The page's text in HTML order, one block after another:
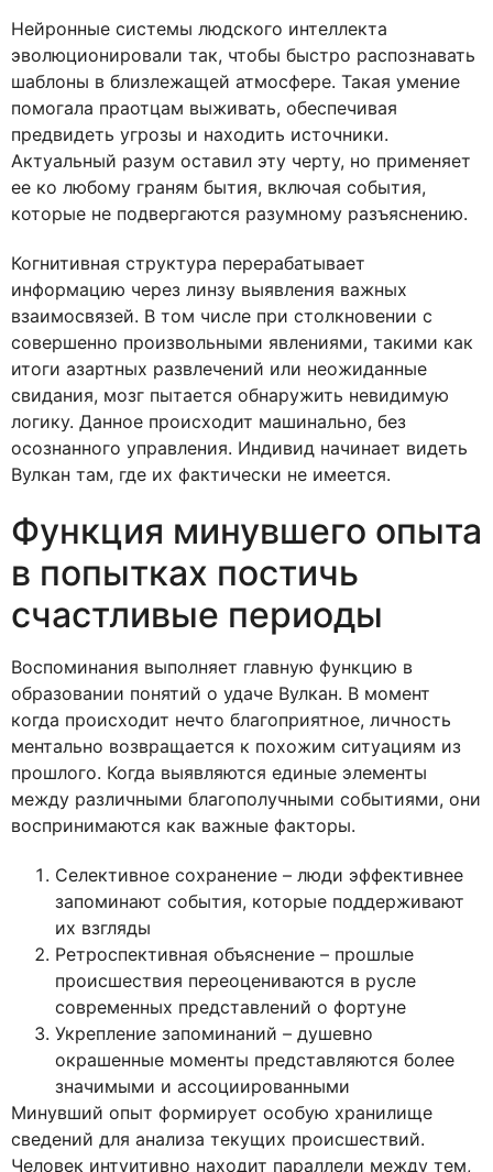
Нейронные системы людского интеллекта
эволюционировали так, чтобы быстро распознавать
шаблоны в близлежащей атмосфере. Такая умение
помогала праотцам выживать, обеспечивая
предвидеть угрозы и находить источники.
Актуальный разум оставил эту черту, но применяет
ее ко любому граням бытия, включая события,
которые не подвергаются разумному разъяснению.
Когнитивная структура перерабатывает
информацию через линзу выявления важных
взаимосвязей. В том числе при столкновении с
совершенно произвольными явлениями, такими как
итоги азартных развлечений или неожиданные
свидания, мозг пытается обнаружить невидимую
логику. Данное происходит машинально, без
осознанного управления. Индивид начинает видеть
Вулкан там, где их фактически не имеется.
Функция минувшего опыта
в попытках постичь
счастливые периоды
Воспоминания выполняет главную функцию в
образовании понятий о удаче Вулкан. В момент
когда происходит нечто благоприятное, личность
ментально возвращается к похожим ситуациям из
прошлого. Когда выявляются единые элементы
между различными благополучными событиями, они
воспринимаются как важные факторы.
Селективное сохранение – люди эффективнее
запоминают события, которые поддерживают
их взгляды
Ретроспективная объяснение – прошлые
происшествия переоцениваются в русле
современных представлений о фортуне
Укрепление запоминаний – душевно
окрашенные моменты представляются более
значимыми и ассоциированными
Минувший опыт формирует особую хранилище
сведений для анализа текущих происшествий.
Человек интуитивно находит параллели между тем,